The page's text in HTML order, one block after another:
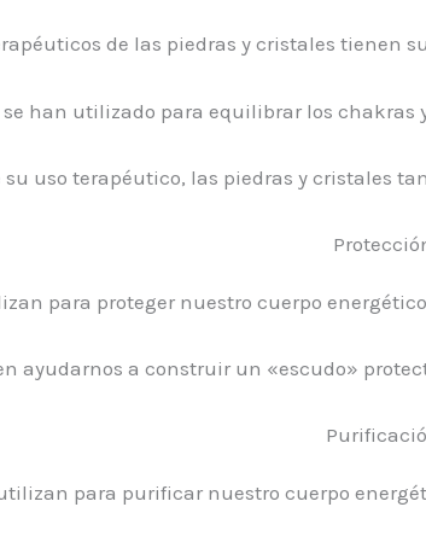
de las piedras y cristales tienen
han utilizado para equilibrar los chakras
su uso terapéutico, las piedras y cristales
para proteger nuestro cuerpo
ayudarnos a construir un «escudo»
para purificar nuestro cuerpo